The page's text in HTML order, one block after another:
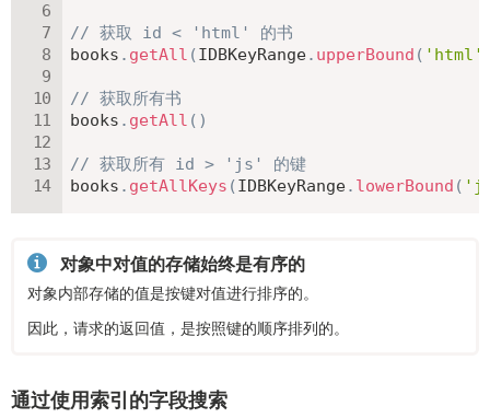
// 获取 id < 'html' 的书
books . getAll (IDBKeyRange. upperBound ( 'html'
// 获取所有书
books . getAll ( )
// 获取所有 id > 'js' 的键
books . getAllKeys (IDBKeyRange. lowerBound (
对象中对值的存储始终是有序的
对象内部存储的值是按键对值进行排序的。
因此，请求的返回值，是按照键的顺序排列的。
通过使用索引的字段搜索